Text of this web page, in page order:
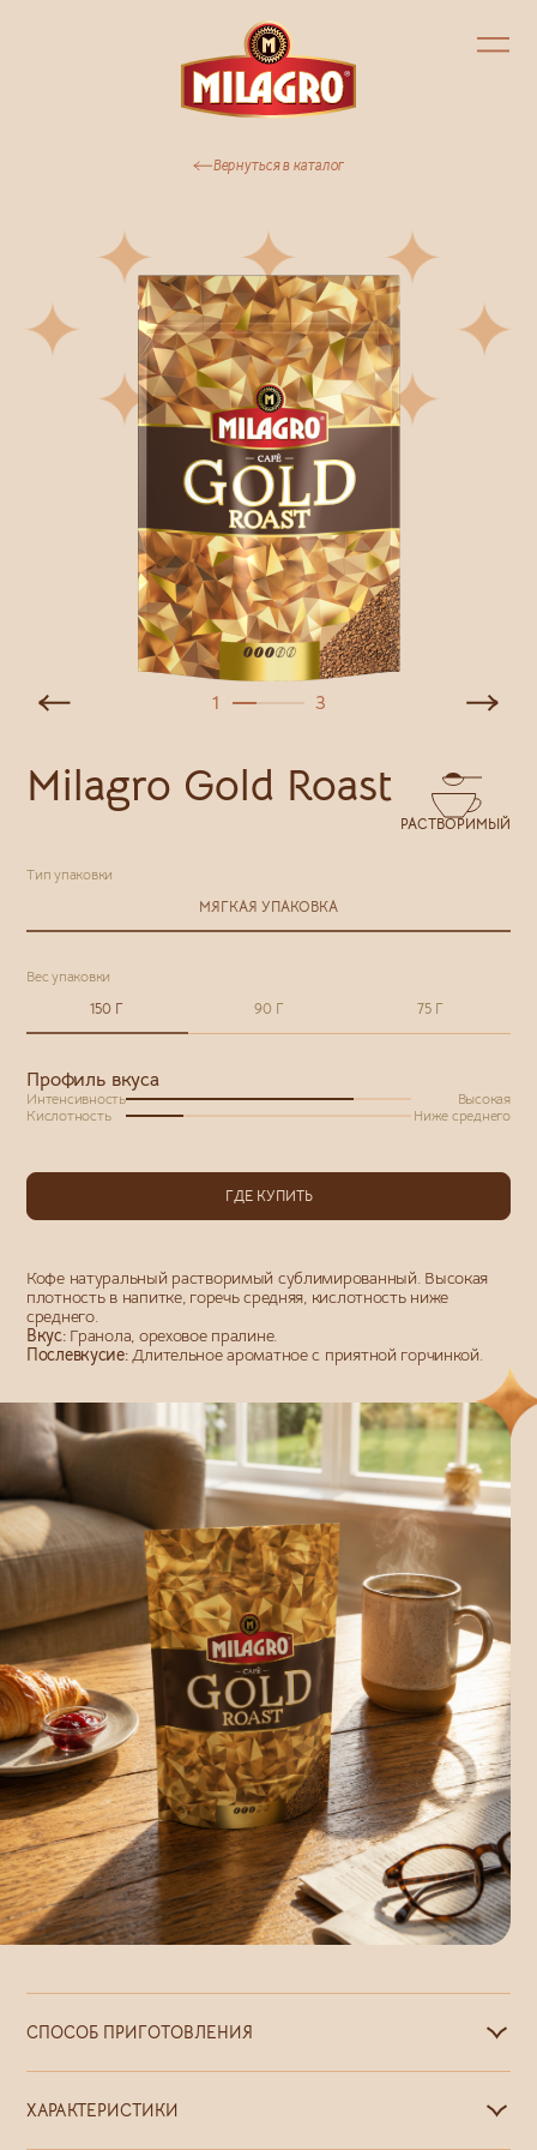
1 3
Вернуться в каталог
Milagro Gold Roast
РАСТВОРИМЫЙ
Тип упаковки
МЯГКАЯ УПАКОВКА
Вес упаковки
150 Г
90 Г 75 Г
Профиль вкуса
Интенсивность
Высокая
Кислотность
Ниже среднего
ГДЕ КУПИТЬ
Кофе натуральный растворимый сублимированный. Высокая
плотность в напитке, горечь средняя, кислотность ниже
среднего.
Вкус: Гранола, ореховое пралине.
Послевкусие:Длительное ароматное с приятной горчинкой.
СПОСОБ ПРИГОТОВЛЕНИЯ
Насыпать в чашку 1-2 чайные ложки кофе, добавить горячую, но не
ХАРАКТЕРИСТИКИ
Где купить
1